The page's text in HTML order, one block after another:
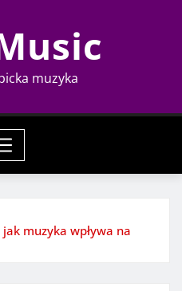
muzyka
muzyka wpływa na